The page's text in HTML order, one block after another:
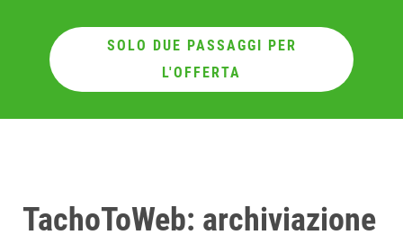
SOLO DUE PASSAGGI PER
L'OFFERTA
TachoToWeb: archiviazione